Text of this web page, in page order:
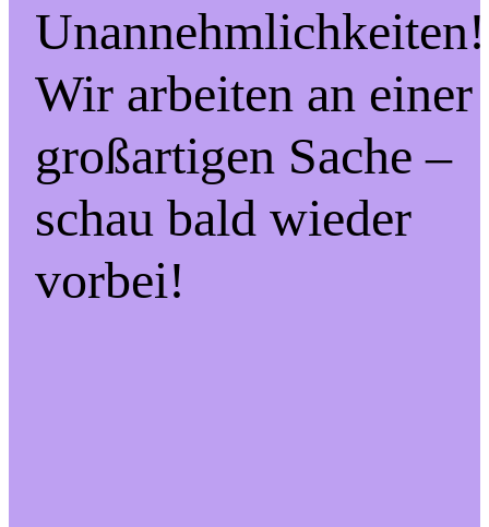
Unannehmlichkeiten!
Wir arbeiten an einer
großartigen Sache –
schau bald wieder
vorbei!